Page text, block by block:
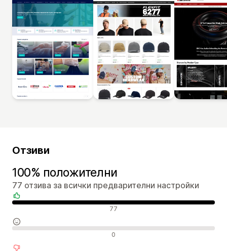
Отзиви
100% положителни
77 отзива за всички предварителни настройки
Положителни отзиви 77
Неутрални отзиви 0